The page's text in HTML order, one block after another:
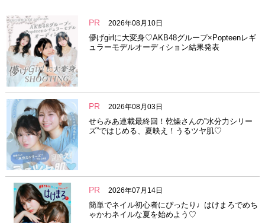
PR 2026年08月10日
儚げgirlに大変身♡AKB48グループ×Popteenレギ
ュラーモデルオーディション結果発表
PR 2026年08月03日
せらみあ連載最終回！乾燥さんの”水分力シリー
ズ”ではじめる、夏映え！うるツヤ肌♡
PR 2026年07月14日
簡単でネイル初心者にぴったり♩はけまろでめち
ゃかわネイルな夏を始めよう♡